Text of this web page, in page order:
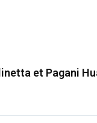
et Pagani